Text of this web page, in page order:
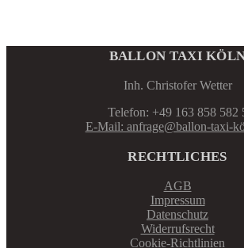
BALLON TAXI
Inh. Christofer Wetter
Telefon: +49 163 858 582
E-Mail: anfrage@ballon-taxi-
RECHTLICHES
AGB
Impressum
Datenschutz
Widerrufsrecht
Cookie-Richtlinien